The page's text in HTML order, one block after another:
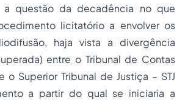
a questão da decadência no que
licitatório a envolver os
haja vista a divergência
entre o Tribunal de Contas
o Superior Tribunal de Justiça – STJ
a partir do qual se iniciaria a